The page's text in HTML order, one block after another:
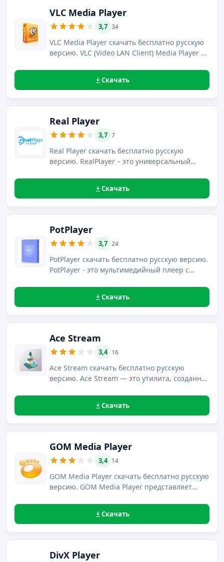
VLC Media Player
3,7 34
VLC Media Player скачать бесплатно русскую
версию. VLC (Video LAN Client) Media Player –
возможностью трансляции медиа-контента в
Скачать
Real Player
3,7 7
Real Player скачать бесплатно русскую
версию. RealPlayer – это универсальный
аудио- и видеофайлов в режиме онлайн.
Скачать
PotPlayer
3,7 24
PotPlayer скачать бесплатно русскую версию.
PotPlayer - это мультимедийный плеер с
форматов аудио и видео файлов.
Скачать
Ace Stream
3,4 16
Ace Stream скачать бесплатно русскую
версию. Ace Stream — это утилита, созданная
просмотр онлайн-трансляций посредством
Скачать
GOM Media Player
3,4 14
GOM Media Player скачать бесплатно русскую
версию. GOM Media Player представляет
максимально высокого качества картинки
форматов.
Скачать
DivX Player